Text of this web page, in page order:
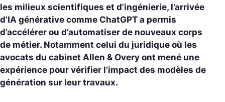
les milieux scientifiques et d’ingénierie, l’arrivée
d’IA générative comme ChatGPT a permis
d’accélérer ou d’automatiser de nouveaux corps
de métier. Notamment celui du juridique où les
avocats du cabinet Allen & Overy ont mené une
expérience pour vérifier l’impact des modèles de
génération sur leur travaux.